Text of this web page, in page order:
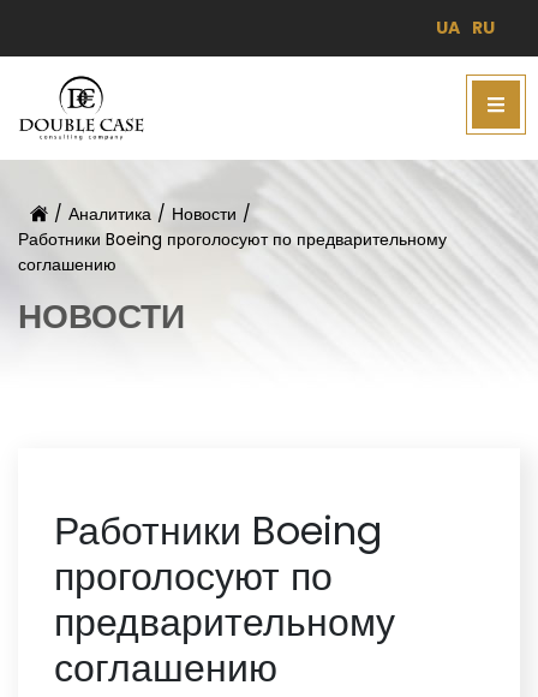
UA RU
/ Аналитика / Новости /
Работники Boeing проголосуют по предварительному
соглашению
НОВОСТИ
Работники Boeing
проголосуют по
предварительному
соглашению